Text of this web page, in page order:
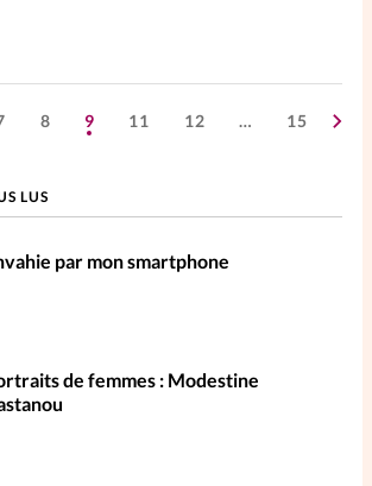
8 9 11 12 … 15
LUS
par mon smartphone
de femmes : Modestine